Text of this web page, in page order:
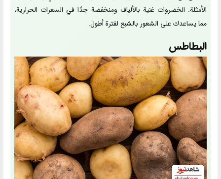
الأمثلة. الخضروات غنية بالألياف ومنخفضة جدًا في السعرات الحرارية،
مما يساعدك على الشعور بالشبع لفترة أطول.
البطاطس